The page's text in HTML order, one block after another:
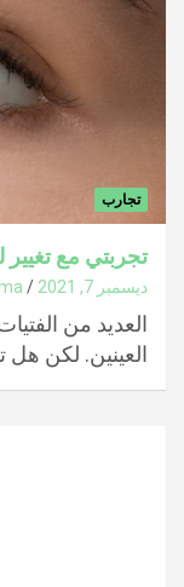
تجارب
تجربتي مع تغيير
ديسمبر 7, 2021
العديد من
العينين. لكن هل